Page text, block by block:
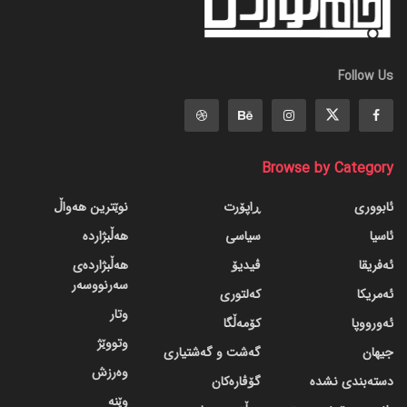
Follow Us
Browse by Category
ئابووری
ئاسیا
ئەفریقا
ئەمریکا
ئەورووپا
جیهان
دسته‌بندی نشده
ڕاپۆرت
سیاسی
ڤیدیۆ
کەلتوری
کۆمەڵگا
گه‌شت و گه‌شتیاری
گۆڤاره‌کان
نوێترین هەواڵ
هەڵبژاردە
هەڵبژاردەی
سەرنووسەر
وتار
وتووێژ
وەرزش
وێنە